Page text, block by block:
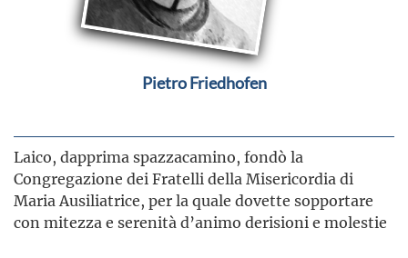
Pietro Friedhofen
Laico, dapprima spazzacamino, fondò la
Congregazione dei Fratelli della Misericordia di
Maria Ausiliatrice, per la quale dovette sopportare
con mitezza e serenità d’animo derisioni e molestie